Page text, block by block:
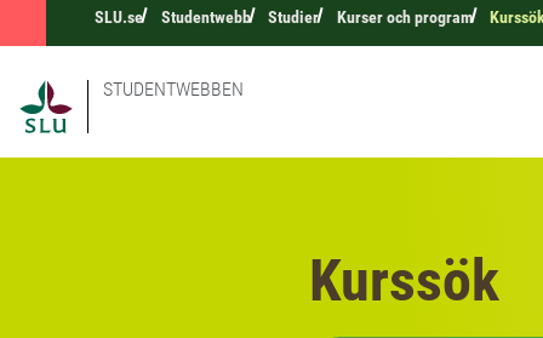
SLU.se Studentwebb Studier Kurser och program
STUDENTWEBBEN
Kurssök